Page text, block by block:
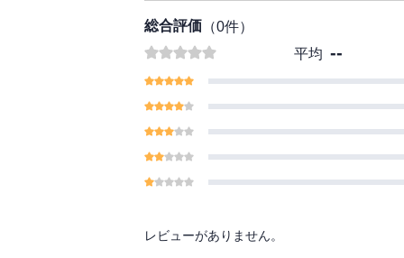
総合評価 （0件）
平均 --
レビューがありません。